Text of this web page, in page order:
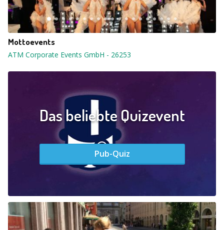
Mottoevents
ATM Corporate Events GmbH - 26253
Das beliebte Quizevent
Pub-Quiz